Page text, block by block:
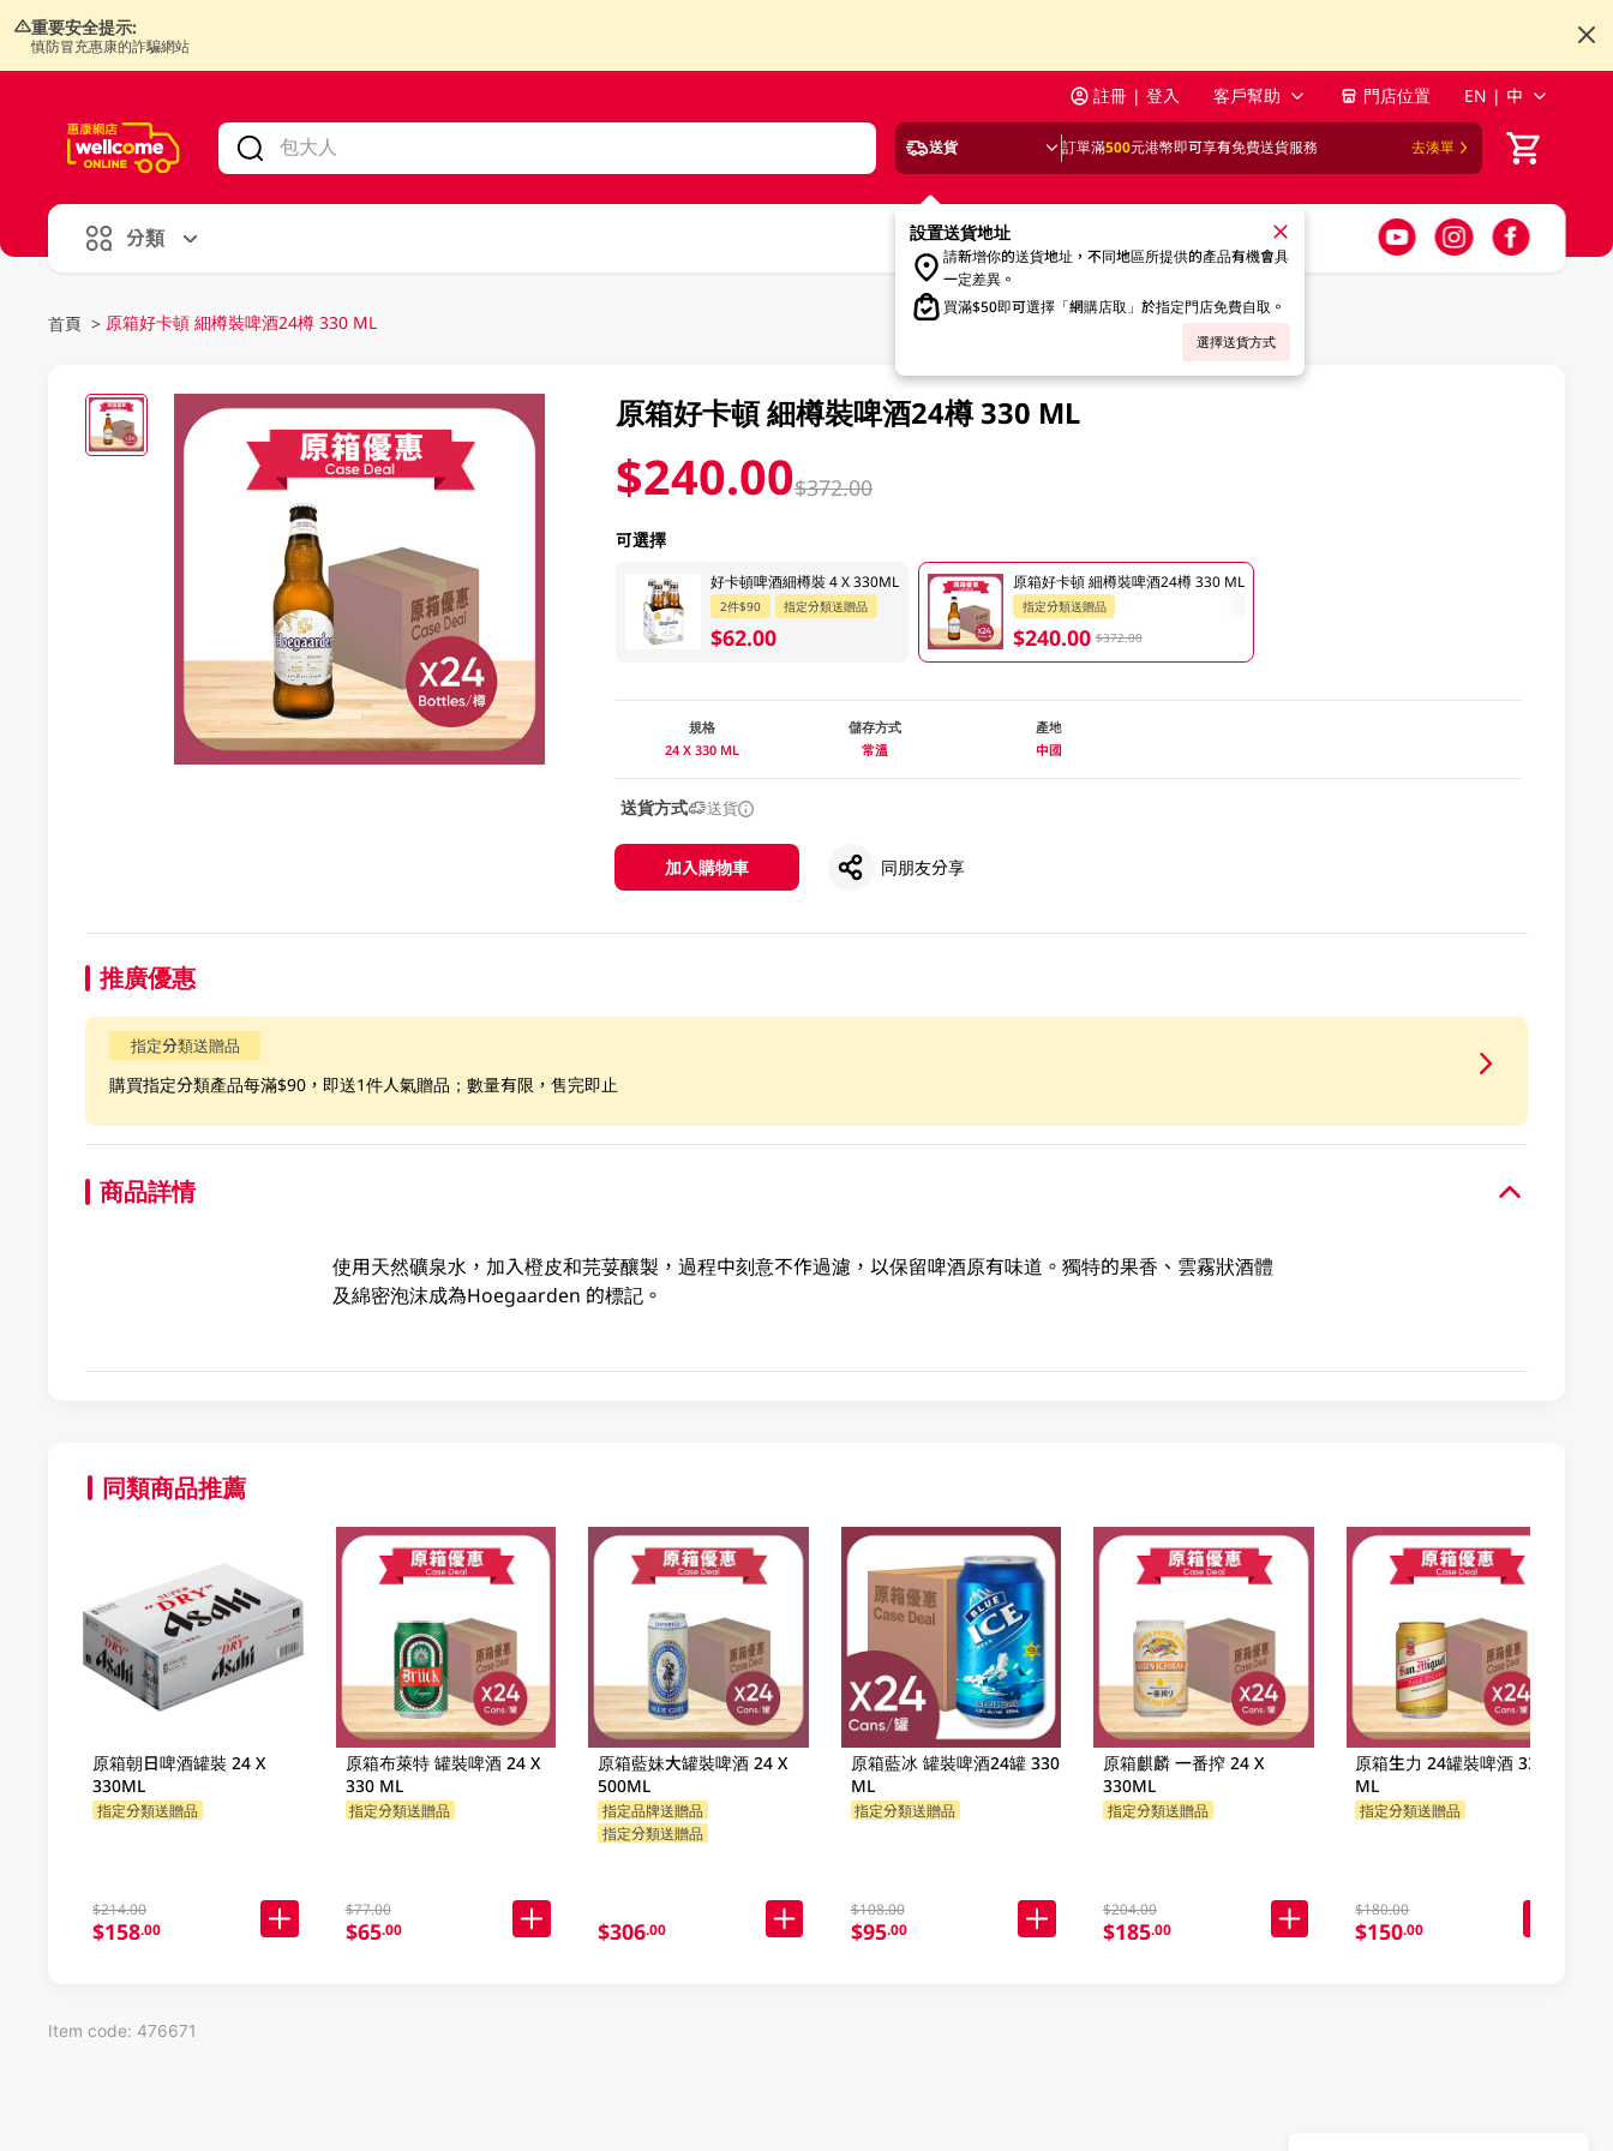
重要安全提示:
慎防冒充惠康的詐騙網站
註冊 | 登入 客戶幫助 門店位置 EN | 中
送貨 訂單滿500元港幣即可享有免費送貨服務 去湊單
設置送貨地址
請新增你的送貨地址，不同地區所提供的產品有機會具
一定差異。
買滿$50即可選擇「網購店取」於指定門店免費自取。
選擇送貨方式
分類
首頁 > 原箱好卡頓 細樽裝啤酒24樽 330 ML
原箱好卡頓 細樽裝啤酒24樽 330 ML
$240.00$372.00
可選擇
好卡頓啤酒細樽裝 4 X 330ML
2件$90 指定分類送贈品
$62.00
原箱好卡頓 細樽裝啤酒24樽 330 ML
指定分類送贈品
$240.00 $372.00
規格
24 X 330 ML
儲存方式
常溫
產地
中國
送貨方式 送貨
加入購物車 同朋友分享
推廣優惠
指定分類送贈品
購買指定分類產品每滿$90，即送1件人氣贈品；數量有限，售完即止
商品詳情
使用天然礦泉水，加入橙皮和芫荽釀製，過程中刻意不作過濾，以保留啤酒原有味道。獨特的果香、雲霧狀酒體
及綿密泡沫成為Hoegaarden 的標記。
同類商品推薦
原箱朝日啤酒罐裝 24 X
330ML
指定分類送贈品
$214.00
$158.00
原箱布萊特 罐裝啤酒 24 X
330 ML
指定分類送贈品
$77.00
$65.00
原箱藍妹大罐裝啤酒 24 X
500ML
指定品牌送贈品
指定分類送贈品
$306.00
原箱藍冰 罐裝啤酒24罐 330
ML
指定分類送贈品
$108.00
$95.00
原箱麒麟 一番搾 24 X
330ML
指定分類送贈品
$204.00
$185.00
原箱生力 24罐裝啤酒 330
ML
指定分類送贈品
$180.00
$150.00
Item code: 476671